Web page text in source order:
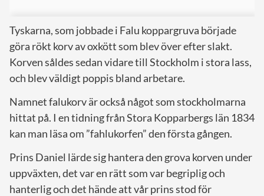
Tyskarna, som jobbade i Falu koppargruva började
göra rökt korv av oxkött som blev över efter slakt.
Korven såldes sedan vidare till Stockholm i stora lass,
och blev väldigt poppis bland arbetare.
Namnet falukorv är också något som stockholmarna
hittat på. I en tidning från Stora Kopparbergs län 1834
kan man läsa om ”fahlukorfen” den första gången.
Prins Daniel lärde sig hantera den grova korven under
uppväxten, det var en rätt som var begriplig och
hanterlig och det hände att vår prins stod för